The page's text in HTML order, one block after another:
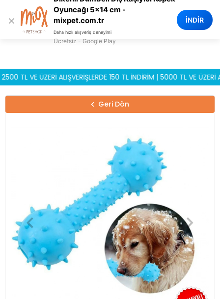
TL VE ÜZERİ ALIŞVERİŞLERDE 150 TL İNDİRİM | 5000 TL VE ÜZERİ
0
Geri Dön
×
Oyuncağı 5x14 cm -
mixpet.com.tr
Daha hızlı alışveriş deneyimi
Ücretsiz - Google Play
İNDİR